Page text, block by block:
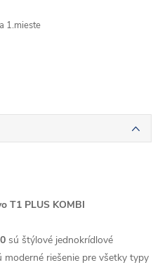
1.mieste
T1 PLUS KOMBI
sú štýlové jednokrídlové
riešenie pre všetky typy